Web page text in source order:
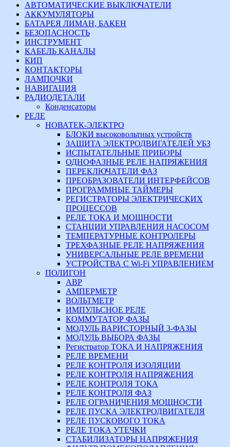
АВТОМАТИЧЕСКИЕ ВЫКЛЮЧАТЕЛИ
АККУМУЛЯТОРЫ
БАТАРЕЯ ЛИМАН, БАКЕН
БЕЗОПАСНОСТЬ
ИНСТРУМЕНТ
КАБЕЛЬ КАНАЛЫ
КИП
КОНТАКТОРЫ
ЛАМПОЧКИ
НАВИГАЦИЯ
РАДИОДЕТАЛИ
Конденсаторы
РЕЛЕ
НОВАТЕК-ЭЛЕКТРО
БЛОКИ высоковольтных устройств
ЗАЩИТА ЭЛЕКТРОДВИГАТЕЛЕЙ УБЗ
ИСПЫТАТЕЛЬНЫЕ ПРИБОРЫ
ОДНОФАЗНЫЕ РЕЛЕ НАПРЯЖЕНИЯ
ПЕРЕКЛЮЧАТЕЛИ ФАЗ
ПРЕОБРАЗОВАТЕЛИ ИНТЕРФЕЙСОВ
ПРОГРАММНЫЕ ТАЙМЕРЫ
РЕГИСТРАТОРЫ ЭЛЕКТРИЧЕСКИХ
ПРОЦЕССОВ
РЕЛЕ ТОКА И МОЩНОСТИ
СТАНЦИИ УПРАВЛЕНИЯ НАСОСОМ
ТЕМПЕРАТУРНЫЕ КОНТРОЛЕРЫ
ТРЕХФАЗНЫЕ РЕЛЕ НАПРЯЖЕНИЯ
УНИВЕРСАЛЬНЫЕ РЕЛЕ ВРЕМЕНИ
УСТРОЙСТВА С Wi-Fi УПРАВЛЕНИЕМ
ПОЛИГОН
АВР
АМПЕРМЕТР
ВОЛЬТМЕТР
ИМПУЛЬСНОЕ РЕЛЕ
КОММУТАТОР ФАЗЫ
МОДУЛЬ ВАРИСТОРНЫЙ 3-ФАЗЫ
МОДУЛЬ ВЫБОРА ФАЗЫ
Регистратор ТОКА И НАПРЯЖЕНИЯ
РЕЛЕ ВРЕМЕНИ
РЕЛЕ КОНТРОЛЯ ИЗОЛЯЦИИ
РЕЛЕ КОНТРОЛЯ НАПРЯЖЕНИЯ
РЕЛЕ КОНТРОЛЯ ТОКА
РЕЛЕ КОНТРОЛЯ ФАЗ
РЕЛЕ ОГРАНИЧЕНИЯ МОЩНОСТИ
РЕЛЕ ПУСКА ЭЛЕКТРОДВИГАТЕЛЯ
РЕЛЕ ПУСКОВОГО ТОКА
РЕЛЕ ТОКА УТЕЧКИ
СТАБИЛИЗАТОРЫ НАПРЯЖЕНИЯ